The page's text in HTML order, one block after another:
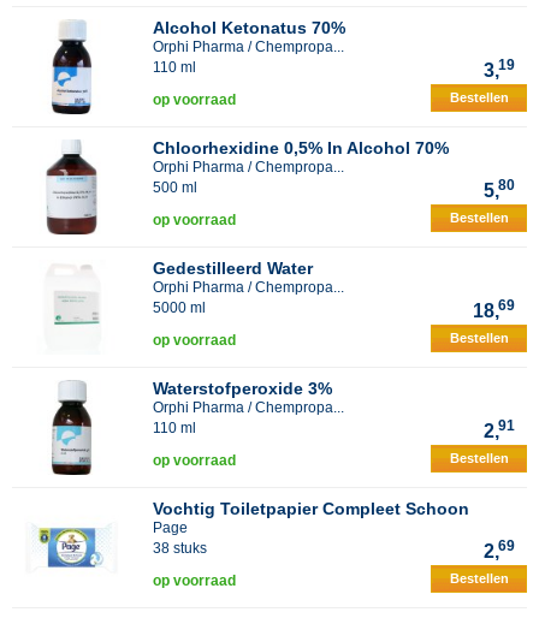
Alcohol Ketonatus 70%
Orphi Pharma / Chempropa...
110 ml
3,19
op voorraad Bestellen
Chloorhexidine 0,5% In Alcohol 70%
Orphi Pharma / Chempropa...
500 ml
5,80
op voorraad Bestellen
Gedestilleerd Water
Orphi Pharma / Chempropa...
5000 ml
18,69
op voorraad Bestellen
Waterstofperoxide 3%
Orphi Pharma / Chempropa...
110 ml
2,91
op voorraad Bestellen
Vochtig Toiletpapier Compleet Schoon
Page
38 stuks
2,69
op voorraad Bestellen